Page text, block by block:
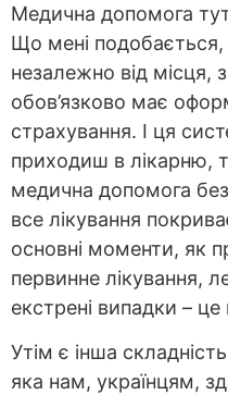
Медична допомога тут
Що мені
незалежно від місця,
обов’язково має
страхування. І ця
приходиш в лікарню,
медична допомога
все лікування
основні моменти, як
первинне лікування,
екстрені випадки –
Утім є інша
яка нам, українцям,